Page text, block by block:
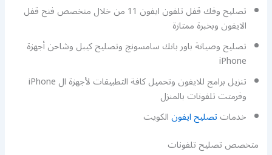
تصليح وفك قفل تلفون ايفون 11 من خلال متخصص فتح قفل
الايفون وبخبرة ممتازة
تصليح وصيانة باور بانك سامسونج وتصليح كيبل وشاحن أجهزة
iPhone
تنزيل برامج للايفون وتحميل كافة التطبيقات لأجهزة ال iPhone
وفرمتت تلفونات بالمنزل
خدماتتصليح ايفونالكويت
متخصص تصليح تلفونات